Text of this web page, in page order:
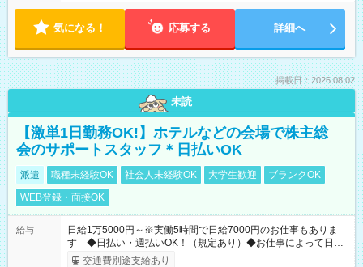
気になる！ 応募する 詳細へ
掲載日：2026.08.02
未読
【激単1日勤務OK!】ホテルなどの会場で株主総
会のサポートスタッフ＊日払いOK
派遣 職種未経験OK 社会人未経験OK 大学生歓迎
ブランクOK
WEB登録・面接OK
給与
日給1万5000円～※実働5時間で日給7000円のお仕事もありま
す ◆日払い・週払いOK！（規定あり）◆お仕事によって日給
も異なります
交通費別途支給あり